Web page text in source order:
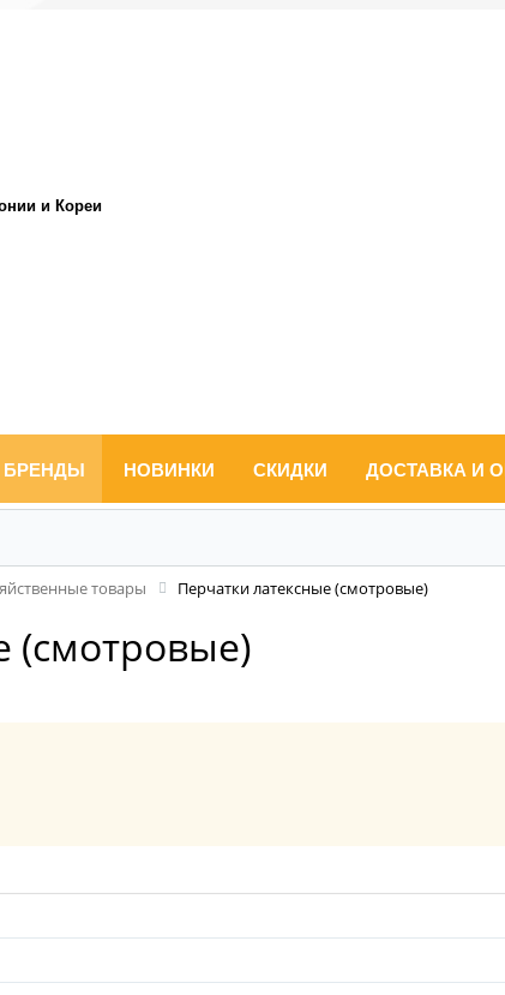
и Кореи
БРЕНДЫ НОВИНКИ СКИДКИ ДОСТАВКА И
товары Перчатки латексные (смотровые)
(смотровые)